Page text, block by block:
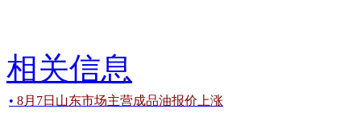
相关信息
• 8月7日山东市场主营成品油报价上涨